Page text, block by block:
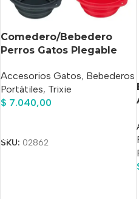
Comedero/Bebedero
Perros Gatos Plegable
Diámetro
Accesorios Gatos, Bebederos
Portátiles, Trixie
$ 7.040,00
SKU: 02862